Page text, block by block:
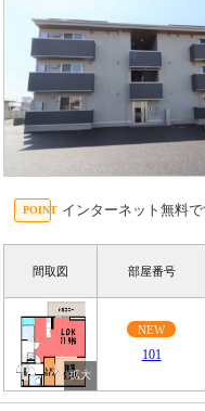
インターネット無料
間取図 部屋番号
NEW
101